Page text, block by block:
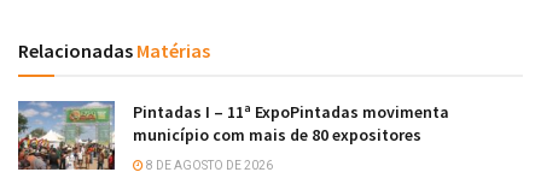
Relacionadas Matérias
Pintadas I – 11ª ExpoPintadas movimenta
município com mais de 80 expositores
8 DE AGOSTO DE 2026